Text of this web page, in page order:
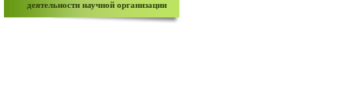
деятельности научной организации